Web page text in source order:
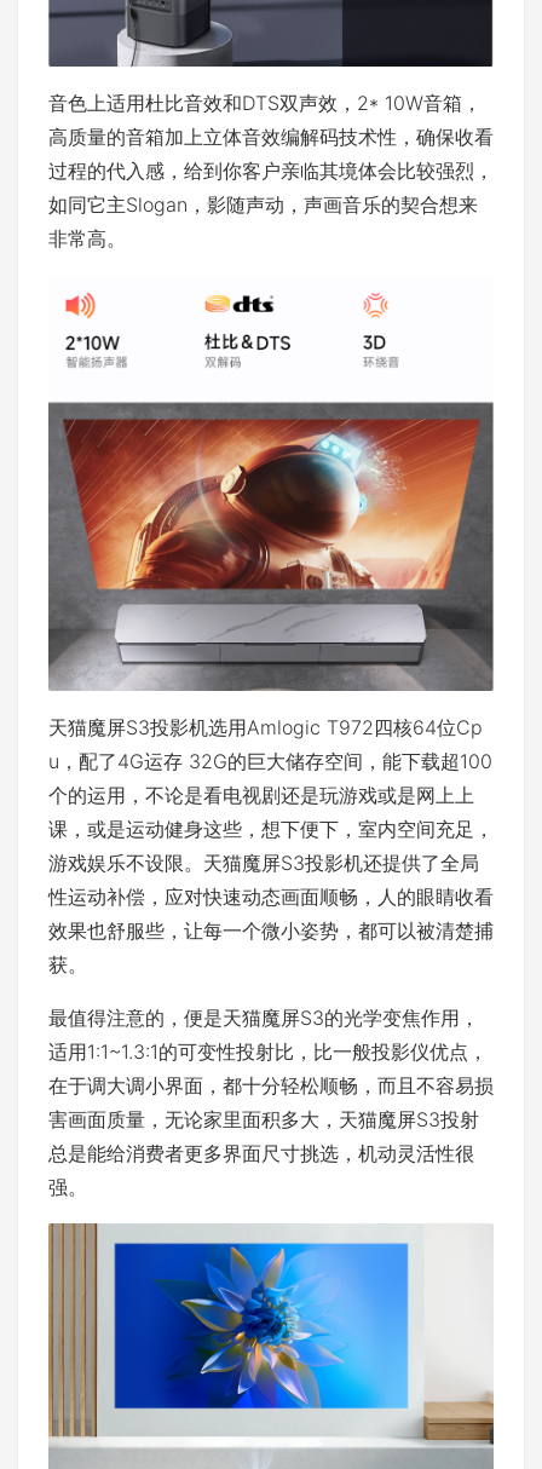
音色上适用杜比音效和DTS双声效，2* 10W音箱，
高质量的音箱加上立体音效编解码技术性，确保收看
过程的代入感，给到你客户亲临其境体会比较强烈，
如同它主Slogan，影随声动，声画音乐的契合想来
非常高。
天猫魔屏S3投影机选用Amlogic T972四核64位Cp
u，配了4G运存 32G的巨大储存空间，能下载超100
个的运用，不论是看电视剧还是玩游戏或是网上上
课，或是运动健身这些，想下便下，室内空间充足，
游戏娱乐不设限。天猫魔屏S3投影机还提供了全局
性运动补偿，应对快速动态画面顺畅，人的眼睛收看
效果也舒服些，让每一个微小姿势，都可以被清楚捕
获。
最值得注意的，便是天猫魔屏S3的光学变焦作用，
适用1:1~1.3:1的可变性投射比，比一般投影仪优点，
在于调大调小界面，都十分轻松顺畅，而且不容易损
害画面质量，无论家里面积多大，天猫魔屏S3投射
总是能给消费者更多界面尺寸挑选，机动灵活性很
强。